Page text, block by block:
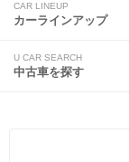
CAR LINEUP
カーラインアップ
U CAR SEARCH
中古車を探す